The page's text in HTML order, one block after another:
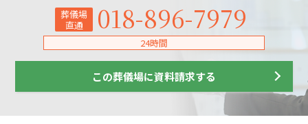
葬儀場
直通
018-896-7979
24時間
この葬儀場に資料請求する